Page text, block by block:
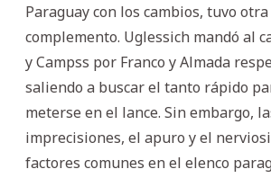
Paraguay con los cambios, tuvo
complemento. Uglessich mandó al
y Campss por Franco y Almada
saliendo a buscar el tanto rápido
meterse en el lance. Sin embargo,
imprecisiones, el apuro y el
factores comunes en el elenco